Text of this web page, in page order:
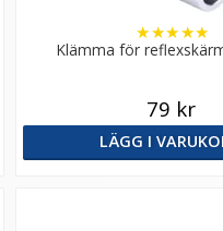
Klämma för
★★★★★
79 kr
LÄGG I